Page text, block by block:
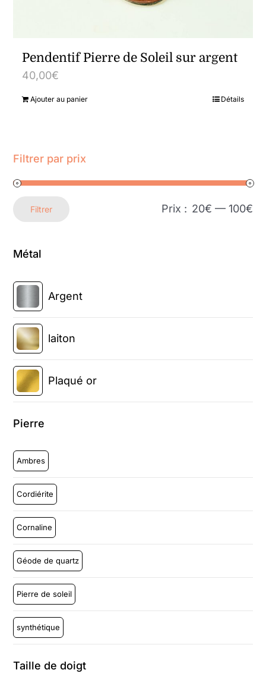
Pendentif Pierre de Soleil sur argent
40,00€
Ajouter au panier Détails
Filtrer par prix
Filtrer Prix : 20€ — 100€
Métal
Argent
laiton
Plaqué or
Pierre
Ambres
Cordiérite
Cornaline
Géode de quartz
Pierre de soleil
synthétique
Taille de doigt